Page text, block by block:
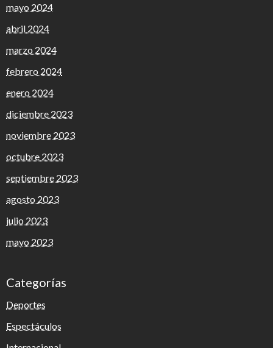
mayo 2024
abril 2024
marzo 2024
febrero 2024
enero 2024
diciembre 2023
noviembre 2023
octubre 2023
septiembre 2023
agosto 2023
julio 2023
mayo 2023
Categorías
Deportes
Espectáculos